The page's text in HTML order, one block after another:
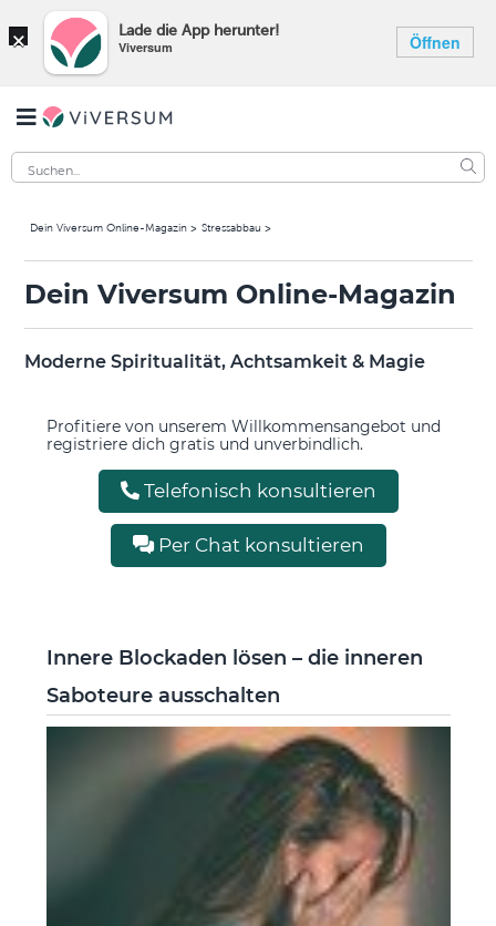
× Lade die App herunter!
Viversum Öffnen
Dein Viversum Online-Magazin Stressabbau
Dein Viversum Online-Magazin
Moderne Spiritualität, Achtsamkeit & Magie
Profitiere von unserem Willkommensangebot und
registriere dich gratis und unverbindlich.
Telefonisch konsultieren
Per Chat konsultieren
Innere Blockaden lösen – die inneren
Saboteure ausschalten